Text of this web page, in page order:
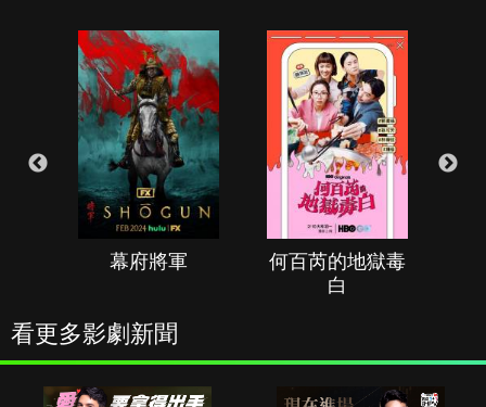
幕府將軍
何百芮的地獄毒
白
看更多影劇新聞